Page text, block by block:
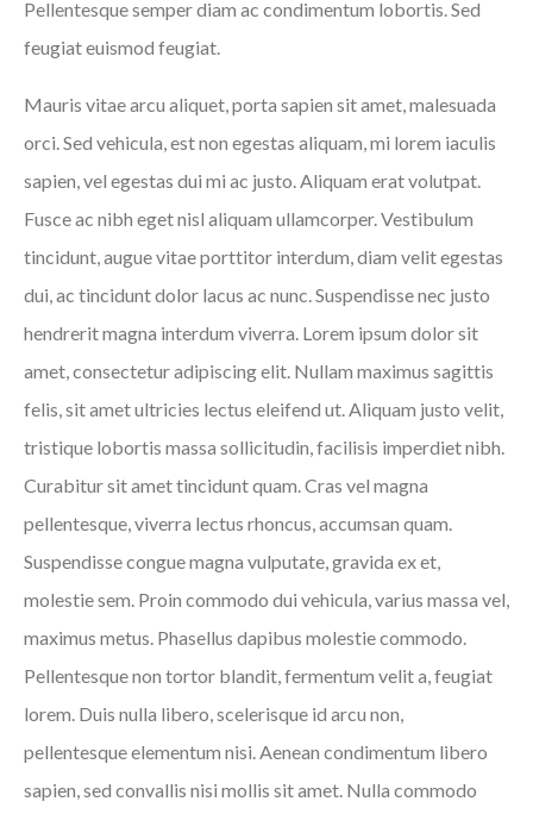
Pellentesque semper diam ac condimentum lobortis. Sed
feugiat euismod feugiat.
Mauris vitae arcu aliquet, porta sapien sit amet, malesuada
orci. Sed vehicula, est non egestas aliquam, mi lorem iaculis
sapien, vel egestas dui mi ac justo. Aliquam erat volutpat.
Fusce ac nibh eget nisl aliquam ullamcorper. Vestibulum
tincidunt, augue vitae porttitor interdum, diam velit egestas
dui, ac tincidunt dolor lacus ac nunc. Suspendisse nec justo
hendrerit magna interdum viverra. Lorem ipsum dolor sit
amet, consectetur adipiscing elit. Nullam maximus sagittis
felis, sit amet ultricies lectus eleifend ut. Aliquam justo velit,
tristique lobortis massa sollicitudin, facilisis imperdiet nibh.
Curabitur sit amet tincidunt quam. Cras vel magna
pellentesque, viverra lectus rhoncus, accumsan quam.
Suspendisse congue magna vulputate, gravida ex et,
molestie sem. Proin commodo dui vehicula, varius massa vel,
maximus metus. Phasellus dapibus molestie commodo.
Pellentesque non tortor blandit, fermentum velit a, feugiat
lorem. Duis nulla libero, scelerisque id arcu non,
pellentesque elementum nisi. Aenean condimentum libero
sapien, sed convallis nisi mollis sit amet. Nulla commodo